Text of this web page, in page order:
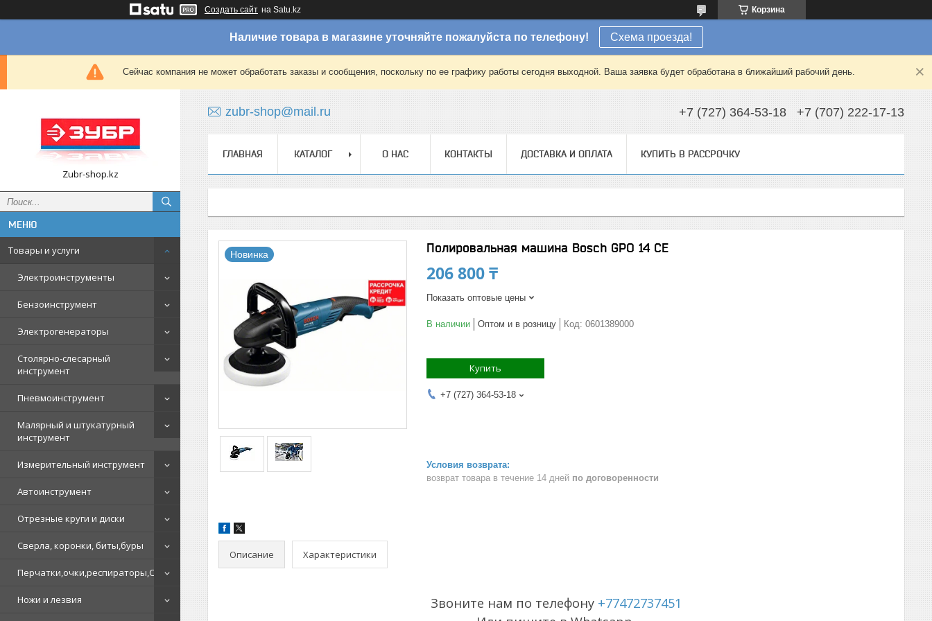
Создать сайт на Satu.kz Корзина
Наличие товара в магазине уточняйте пожалуйста по телефону! Схема проезда!
Сейчас компания не может обработать заказы и сообщения, поскольку по ее графику работы сегодня выходной. Ваша заявка будет обработана в ближайший рабочий день.
Zubr-shop.kz
Товары и услуги
Электроинструменты
Бензоинструмент
Электрогенераторы
Столярно-слесарный
инструмент
Пневмоинструмент
Малярный и штукатурный
инструмент
Измерительный инструмент
Автоинструмент
Отрезные круги и диски
Сверла, коронки, биты,буры
Перчатки,очки,респираторы,СИЗ
Ножи и лезвия
zubr-shop@mail.ru +7 (727) 364-53-18 +7 (707) 222-17-13
ГЛАВНАЯ КАТАЛОГ О НАС КОНТАКТЫ ДОСТАВКА И ОПЛАТА КУПИТЬ В РАССРОЧКУ
Новинка Полировальная машина Bosch GPO 14 CE
206 800 ₸
Показать оптовые цены
В наличии Оптом и в розницу Код: 0601389000
Купить
+7 (727) 364-53-18
возврат товара в течение 14 дней по договоренности
Описание Характеристики
Звоните нам по телефону +77472737451